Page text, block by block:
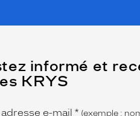
informé et
KRYS
e-mail * (exemple :